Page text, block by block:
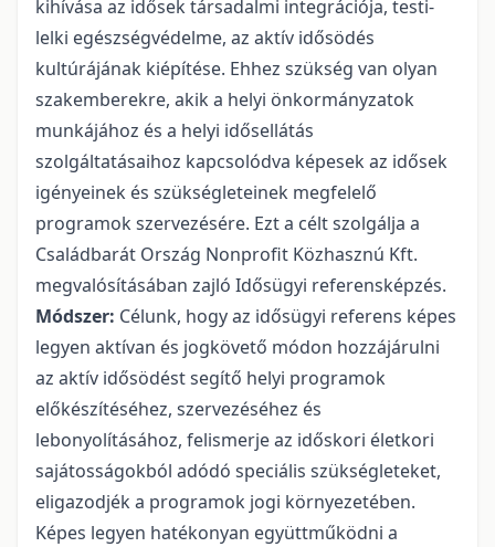
kihívása az idősek társadalmi integrációja, testi-
lelki egészségvédelme, az aktív idősödés
kultúrájának kiépítése. Ehhez szükség van olyan
szakemberekre, akik a helyi önkormányzatok
munkájához és a helyi idősellátás
szolgáltatásaihoz kapcsolódva képesek az idősek
igényeinek és szükségleteinek megfelelő
programok szervezésére. Ezt a célt szolgálja a
Családbarát Ország Nonprofit Közhasznú Kft.
megvalósításában zajló Idősügyi referensképzés.
Módszer: Célunk, hogy az idősügyi referens képes
legyen aktívan és jogkövető módon hozzájárulni
az aktív idősödést segítő helyi programok
előkészítéséhez, szervezéséhez és
lebonyolításához, felismerje az időskori életkori
sajátosságokból adódó speciális szükségleteket,
eligazodjék a programok jogi környezetében.
Képes legyen hatékonyan együttműködni a